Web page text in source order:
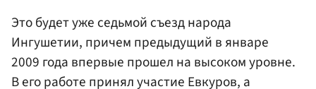
Это будет уже седьмой съезд народа
Ингушетии, причем предыдущий в январе
2009 года впервые прошел на высоком уровне.
В его работе принял участие Евкуров, а